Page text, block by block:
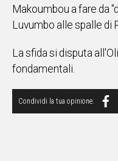
WHATSAPP
Makoumbou a fare da
Luvumbo alle spalle di
La sfida si disputa
fondamentali.